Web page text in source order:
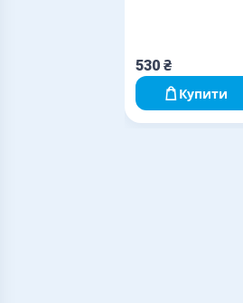
530 ₴
Купити